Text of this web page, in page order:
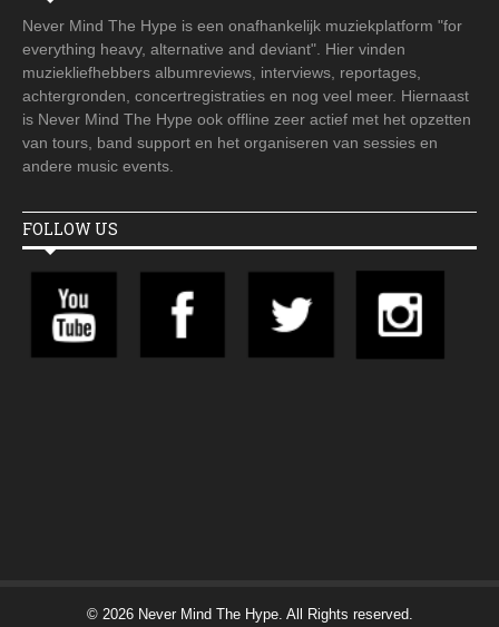
Never Mind The Hype is een onafhankelijk muziekplatform "for
everything heavy, alternative and deviant". Hier vinden
muziekliefhebbers albumreviews, interviews, reportages,
achtergronden, concertregistraties en nog veel meer. Hiernaast
is Never Mind The Hype ook offline zeer actief met het opzetten
van tours, band support en het organiseren van sessies en
andere music events.
FOLLOW US
© 2026 Never Mind The Hype. All Rights reserved.